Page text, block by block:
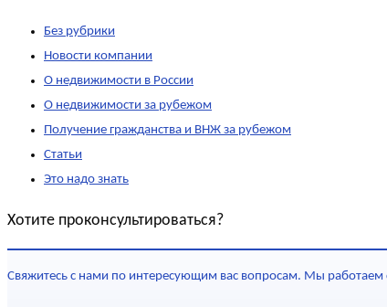
Без рубрики
Новости компании
О недвижимости в России
О недвижимости за рубежом
Получение гражданства и ВНЖ за рубежом
Статьи
Это надо знать
Хотите проконсультироваться?
Свяжитесь с нами по интересующим вас вопросам. Мы работаем